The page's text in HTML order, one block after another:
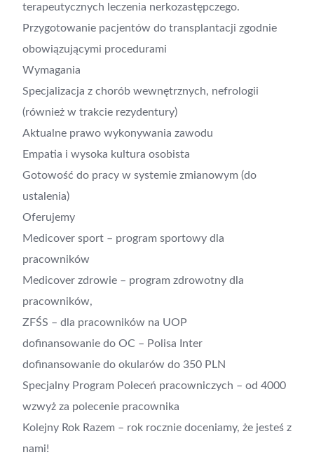
terapeutycznych leczenia nerkozastępczego.
Przygotowanie pacjentów do transplantacji zgodnie
obowiązującymi procedurami
Wymagania
Specjalizacja z chorób wewnętrznych, nefrologii
(również w trakcie rezydentury)
Aktualne prawo wykonywania zawodu
Empatia i wysoka kultura osobista
Gotowość do pracy w systemie zmianowym (do
ustalenia)
Oferujemy
Medicover sport – program sportowy dla
pracowników
Medicover zdrowie – program zdrowotny dla
pracowników,
ZFŚS – dla pracowników na UOP
dofinansowanie do OC – Polisa Inter
dofinansowanie do okularów do 350 PLN
Specjalny Program Poleceń pracowniczych – od 4000
wzwyż za polecenie pracownika
Kolejny Rok Razem – rok rocznie doceniamy, że jesteś z
nami!